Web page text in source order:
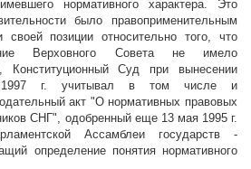
нормативного характера. Это
было правоприменительным
позиции относительно того, что
Верховного Совета не имело
Конституционный Суд при вынесении
1997 г. учитывал в том числе и
акт "О нормативных правовых
СНГ", одобренный еще 13 мая 1995 г.
Ассамблеи государств -
определение понятия нормативного